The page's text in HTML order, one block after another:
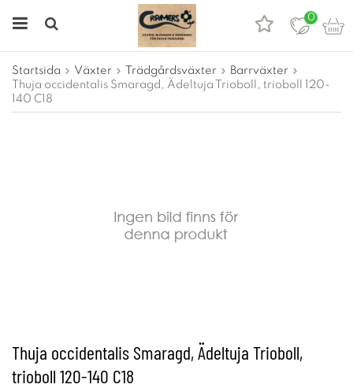
0
Startsida Växter Trädgårdsväxter
Barrväxter
Thuja occidentalis Smaragd, Ädeltuja Trioboll, trioboll 120-
140 C18
Thuja occidentalis Smaragd, Ädeltuja Trioboll,
trioboll 120-140 C18